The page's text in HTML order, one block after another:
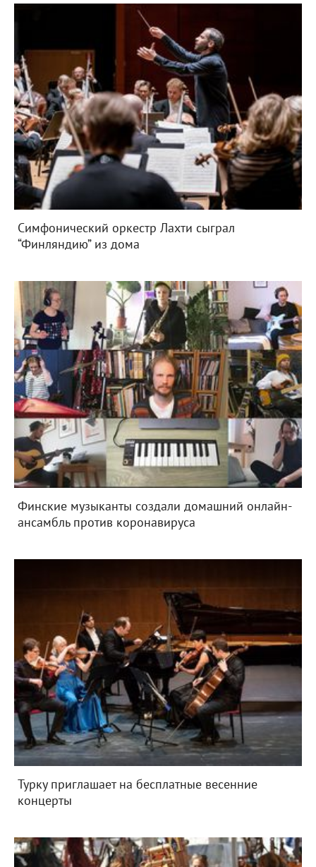
Симфонический оркестр Лахти сыграл
“Финляндию” из дома
Финские музыканты создали домашний онлайн-
ансамбль против коронавируса
Турку приглашает на бесплатные весенние
концерты